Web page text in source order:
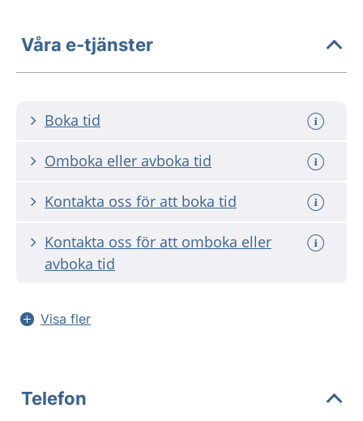
Våra e-tjänster
Boka tid
Omboka eller avboka tid
Kontakta oss för att boka tid
Kontakta oss för att omboka eller
avboka tid
Visa fler
Telefon